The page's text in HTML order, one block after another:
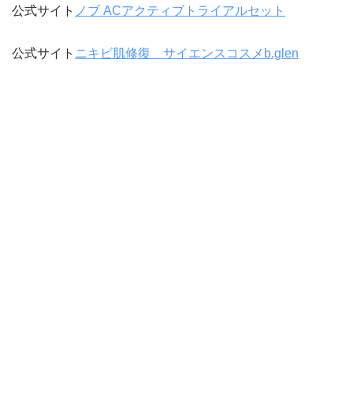
公式サイト ノブ ACアクティブトライアルセット
公式サイト ニキビ肌修復 サイエンスコスメb.glen